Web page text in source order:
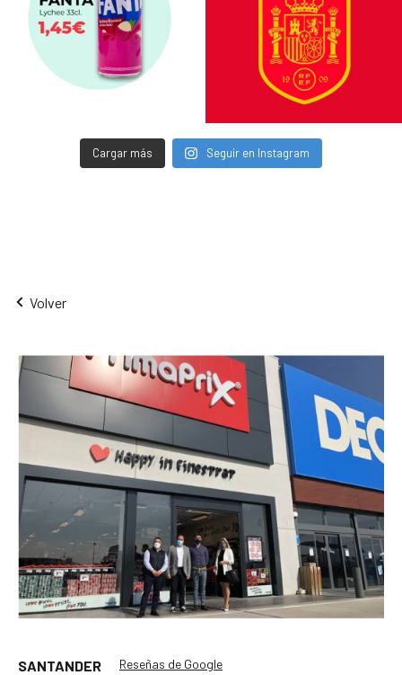
Cargar más Seguir en Instagram
Volver
SANTANDER Reseñas de Google